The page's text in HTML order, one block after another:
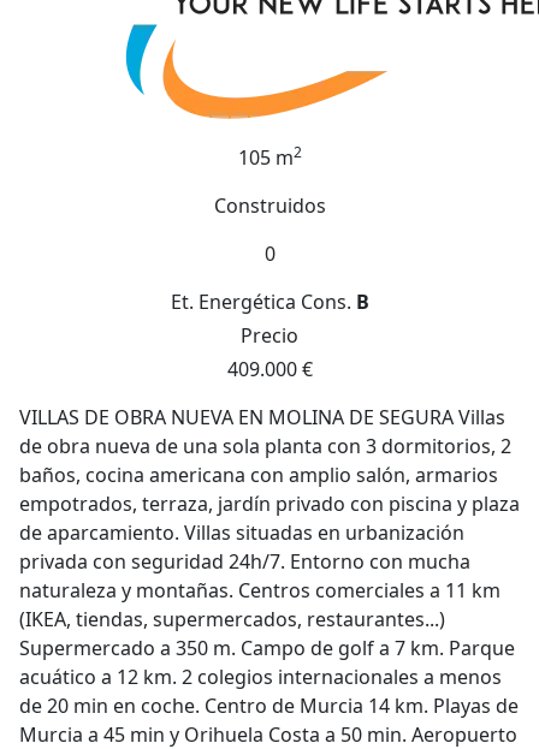
105 m2
Construidos
0
Et. Energética Cons. B
Precio
409.000 €
VILLAS DE OBRA NUEVA EN MOLINA DE SEGURA Villas
de obra nueva de una sola planta con 3 dormitorios, 2
baños, cocina americana con amplio salón, armarios
empotrados, terraza, jardín privado con piscina y plaza
de aparcamiento. Villas situadas en urbanización
privada con seguridad 24h/7. Entorno con mucha
naturaleza y montañas. Centros comerciales a 11 km
(IKEA, tiendas, supermercados, restaurantes...)
Supermercado a 350 m. Campo de golf a 7 km. Parque
acuático a 12 km. 2 colegios internacionales a menos
de 20 min en coche. Centro de Murcia 14 km. Playas de
Murcia a 45 min y Orihuela Costa a 50 min. Aeropuerto